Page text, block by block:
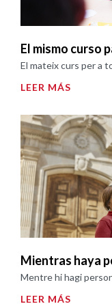
El mismo curso
El mateix curs per a
LEER MÁS
Mientras haya
Mentre hi hagi
LEER MÁS